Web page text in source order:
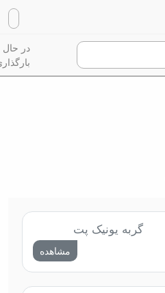
در حال
گربه یونیک پت
مشاهده